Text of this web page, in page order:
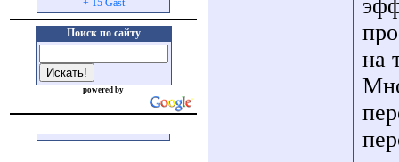
+ 15 Gast
Поиск по сайту
powered by
на